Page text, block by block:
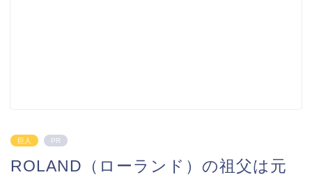
巨人 PR
ROLAND（ローランド）の祖父は元